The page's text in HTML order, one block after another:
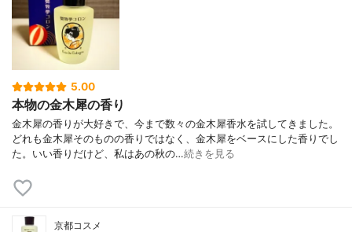
5.00
本物の金木犀の香り
金木犀の香りが大好きで、今まで数々の金木犀香水を試してきました。
どれも金木犀そのものの香りではなく、金木犀をベースにした香りでし
た。いい香りだけど、私はあの秋の…続きを見る
京都コスメ